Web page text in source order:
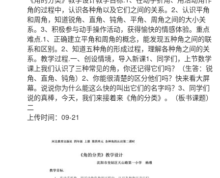
角的过程中，认识各种角以及它们之间的关系。2、认识平角
和周角，知道锐角、直角、钝角、平角、周角之间的大小关
系。3、积极参与动手操作活动，获得愉快的情感体验。重点
难点.1、正确建立平角和周角的概念，能发现五种角之间的联
系和区别。2、知道五种角的形成过程，理解各种角之间的关
系。教学过程.一、创设情境，导入新课1、同学们，上节数学
课上我们认识了三种常见的角，你还记得它们吗？（生答：锐
角、直角、钝角）2、你能很清楚的区分他们吗？快来看大屏
幕。说说你为什么能这么快的叫出它们的名字吗？3、同学们
说的真棒，今天，我们来接着来《角的分类》。（板书课题）
二
上传时间：09-21